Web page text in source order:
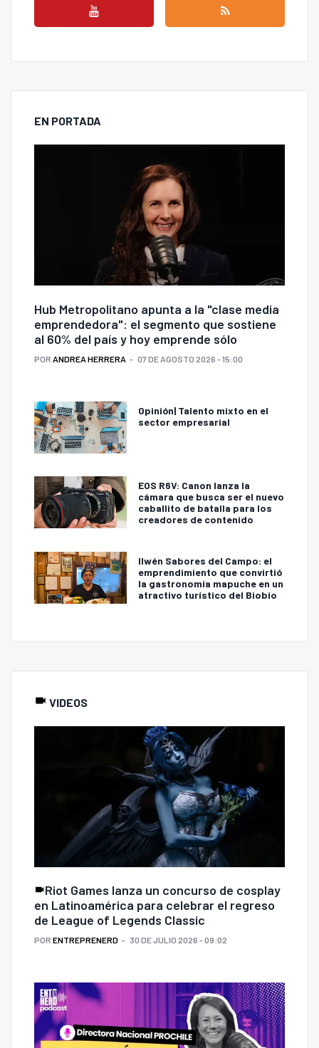
EN PORTADA
Hub Metropolitano apunta a la "clase media
emprendedora": el segmento que sostiene
al 60% del país y hoy emprende sólo
POR ANDREA HERRERA 07 DE AGOSTO 2026 - 15:00
Opinión| Talento mixto en el
sector empresarial
EOS R6V: Canon lanza la
cámara que busca ser el nuevo
caballito de batalla para los
creadores de contenido
Ilwén Sabores del Campo: el
emprendimiento que convirtió
la gastronomía mapuche en un
atractivo turístico del Biobío
VIDEOS
Riot Games lanza un concurso de cosplay
en Latinoamérica para celebrar el regreso
de League of Legends Classic
POR ENTREPRENERD 30 DE JULIO 2026 - 09:02